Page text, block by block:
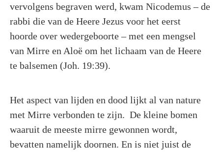
vervolgens begraven werd, kwam Nicodemus – de
rabbi die van de Heere Jezus voor het eerst
hoorde over wedergeboorte – met een mengsel
van Mirre en Aloë om het lichaam van de Heere
te balsemen (Joh. 19:39).
Het aspect van lijden en dood lijkt al van nature
met Mirre verbonden te zijn. De kleine bomen
waaruit de meeste mirre gewonnen wordt,
bevatten namelijk doornen. En is niet juist de